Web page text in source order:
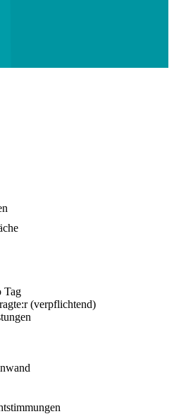
Tag
(verpflichtend)